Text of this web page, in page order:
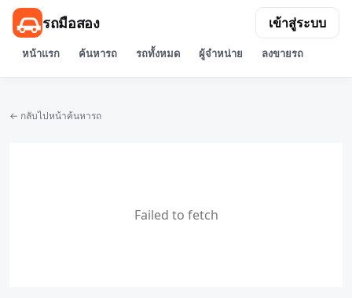
รถมือสอง
หน้าแรก ค้นหารถ รถทั้งหมด ผู้จำหน่าย ลงขายรถ
เข้าสู่ระบบ
← กลับไปหน้าค้นหารถ
Failed to fetch